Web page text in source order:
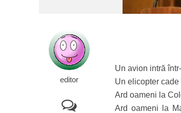
editor
Un avion intră
Un elicopter
Ard oameni la
Ard oameni la